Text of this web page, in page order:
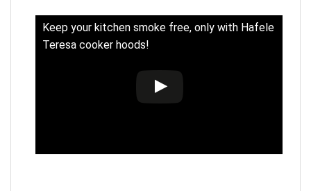
Keep your kitchen smoke free, only with Hafele
Teresa cooker hoods!